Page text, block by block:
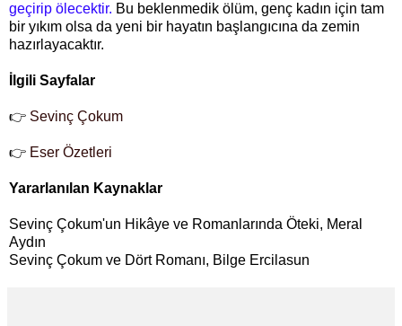
geçirip ölecektir. Bu beklenmedik ölüm, genç kadın için tam
bir yıkım olsa da yeni bir hayatın başlangıcına da zemin
hazırlayacaktır.
İlgili Sayfalar
👉 Sevinç Çokum
👉 Eser Özetleri
Yararlanılan Kaynaklar
Sevinç Çokum'un Hikâye ve Romanlarında Öteki, Meral
Aydın
Sevinç Çokum ve Dört Romanı, Bilge Ercilasun